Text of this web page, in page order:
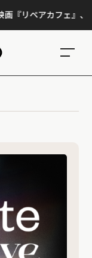
リペアカフェ』、上